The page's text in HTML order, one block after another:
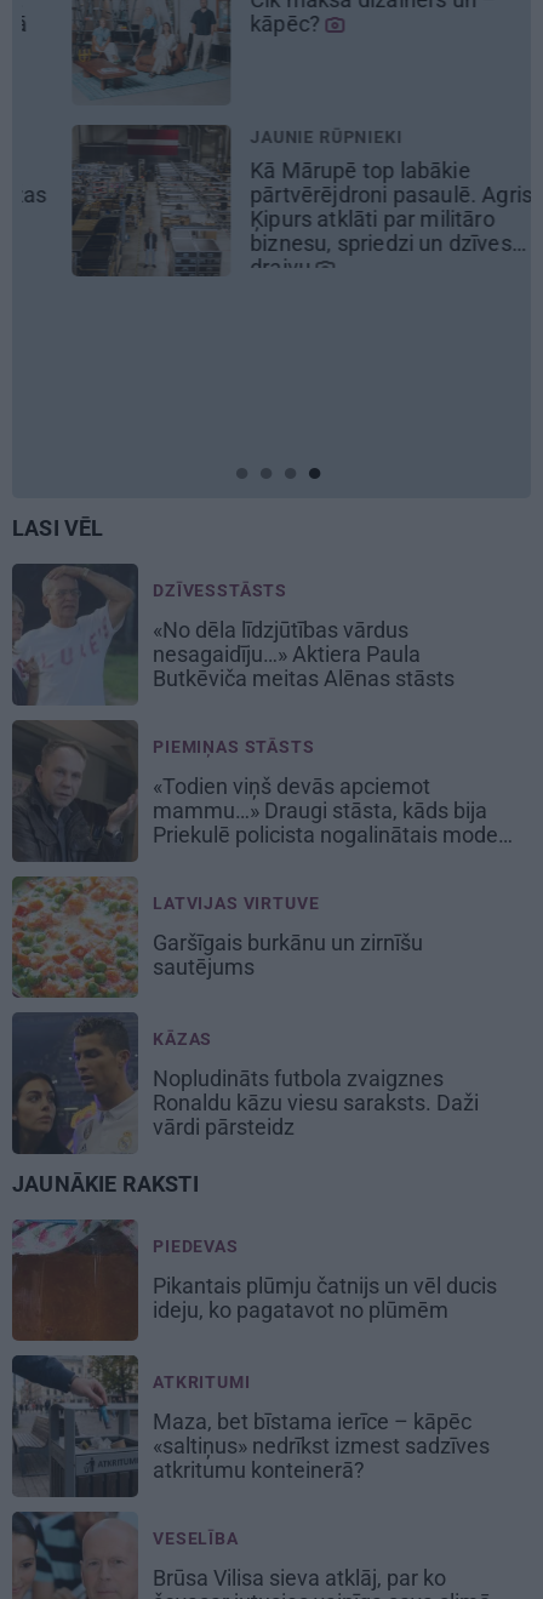
kāpēc?
JAUNIE RŪPNIEKI
Kā Mārupē top labākie
pārtvērējdroni pasaulē. Agris
Ķipurs atklāti par militāro
biznesu, spriedzi un dzīves
draivu
LASI VĒL
DZĪVESSTĀSTS
«No dēla līdzjūtības vārdus
nesagaidīju…» Aktiera Paula
Butkēviča meitas Alēnas stāsts
PIEMIŅAS STĀSTS
«Todien viņš devās apciemot
mammu…» Draugi stāsta, kāds bija
Priekulē policista nogalinātais modes
LATVIJAS VIRTUVE
Garšīgais burkānu un zirnīšu
sautējums
KĀZAS
Nopludināts futbola zvaigznes
Ronaldu kāzu viesu saraksts. Daži
vārdi pārsteidz
JAUNĀKIE RAKSTI
PIEDEVAS
Pikantais plūmju čatnijs un vēl ducis
ideju, ko pagatavot no plūmēm
ATKRITUMI
Maza, bet bīstama ierīce – kāpēc
«saltiņus» nedrīkst izmest sadzīves
atkritumu konteinerā?
VESELĪBA
Brūsa Vilisa sieva atklāj, par ko